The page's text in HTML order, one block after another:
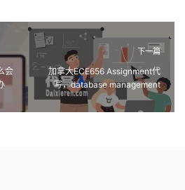
会
下一篇
加拿大ECE656 Assignment代
写，database management
system课程代写